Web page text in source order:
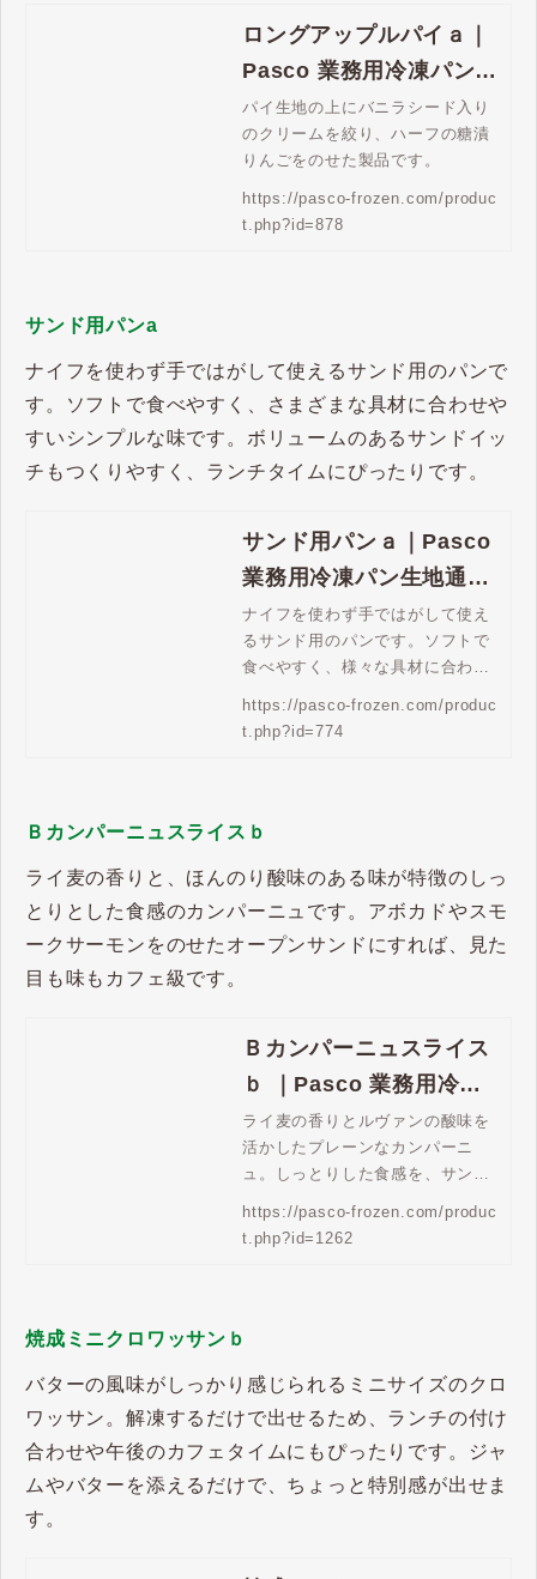
ロングアップルパイａ｜
Pasco 業務用冷凍パン生
地通販 | Pasco 業務用冷
凍パン生地通販
パイ生地の上にバニラシード入り
のクリームを絞り、ハーフの糖漬
りんごをのせた製品です。
https://pasco-frozen.com/produc
t.php?id=878
サンド用パンa
ナイフを使わず手ではがして使えるサンド用のパンで
す。ソフトで食べやすく、さまざまな具材に合わせや
すいシンプルな味です。ボリュームのあるサンドイッ
チもつくりやすく、ランチタイムにぴったりです。
サンド用パンａ｜Pasco
業務用冷凍パン生地通販
| Pasco 業務用冷凍パン
生地通販
ナイフを使わず手ではがして使え
るサンド用のパンです。ソフトで
食べやすく、様々な具材に合わせ
https://pasco-frozen.com/produc
t.php?id=774
Ｂカンパーニュスライスｂ
ライ麦の香りと、ほんのり酸味のある味が特徴のしっ
とりとした食感のカンパーニュです。アボカドやスモ
ークサーモンをのせたオープンサンドにすれば、見た
目も味もカフェ級です。
Ｂカンパーニュスライス
ｂ ｜Pasco 業務用冷凍
パン生地通販 | Pasco 業
務用冷凍パン生地通販
ライ麦の香りとルヴァンの酸味を
活かしたプレーンなカンパーニ
ュ。しっとりした食感を、サンド
トの手間が省けるスライスタイプ
です。
https://pasco-frozen.com/produc
t.php?id=1262
焼成ミニクロワッサンｂ
バターの風味がしっかり感じられるミニサイズのクロ
ワッサン。解凍するだけで出せるため、ランチの付け
合わせや午後のカフェタイムにもぴったりです。ジャ
ムやバターを添えるだけで、ちょっと特別感が出せま
す。